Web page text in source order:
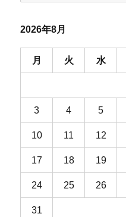
for:
2026年8月
月 火 水
3 4 5
10 11 12
17 18 19
24 25 26
31